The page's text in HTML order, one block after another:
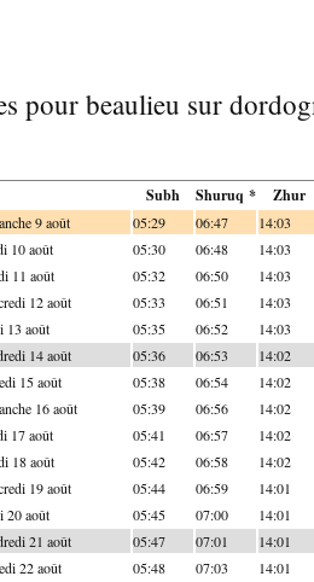
pour beaulieu sur
Subh Shuruq * Zhur
9 août 05:29 06:47 14:03
10 août 05:30 06:48 14:03
11 août 05:32 06:50 14:03
12 août 05:33 06:51 14:03
13 août 05:35 06:52 14:03
14 août 05:36 06:53 14:02
15 août 05:38 06:54 14:02
16 août 05:39 06:56 14:02
17 août 05:41 06:57 14:02
18 août 05:42 06:58 14:02
19 août 05:44 06:59 14:01
20 août 05:45 07:00 14:01
21 août 05:47 07:01 14:01
22 août 05:48 07:03 14:01